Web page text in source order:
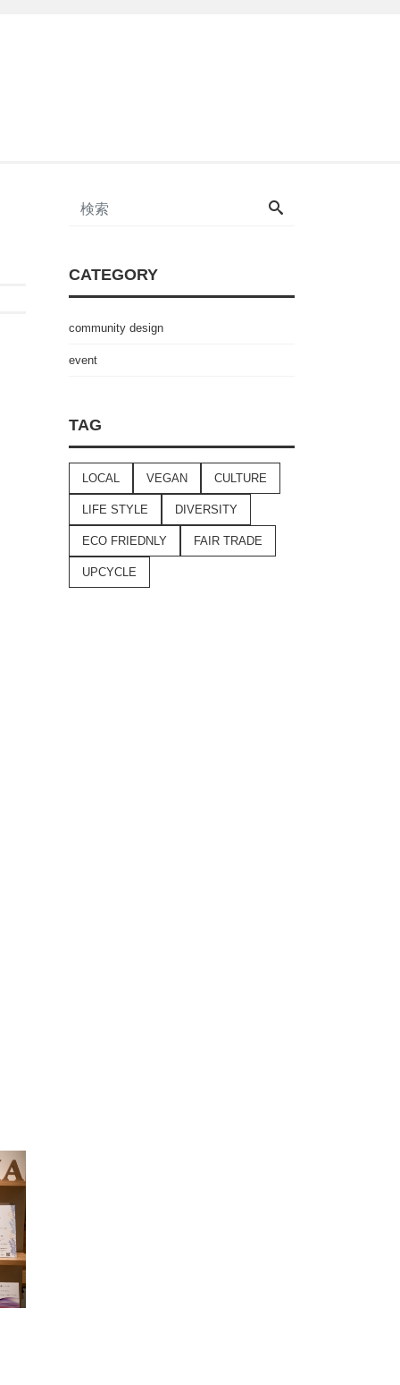
CATEGORY
community design
event
TAG
LOCAL VEGAN CULTURE
LIFE STYLE DIVERSITY
ECO FRIEDNLY FAIR TRADE
UPCYCLE